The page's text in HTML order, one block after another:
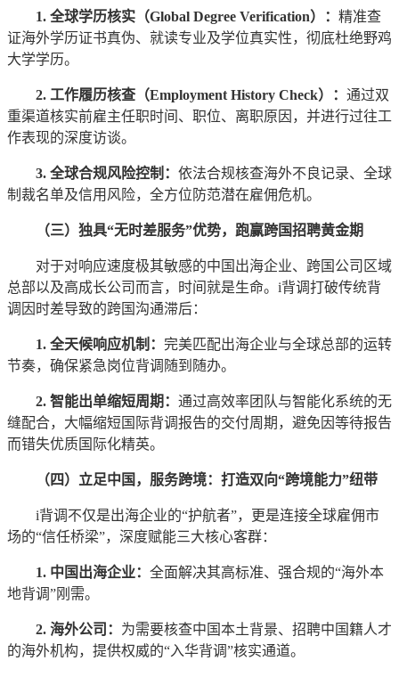
1. 全球学历核实（Global Degree Verification）： 精准查
证海外学历证书真伪、就读专业及学位真实性，彻底杜绝野鸡
大学学历。
2. 工作履历核查（Employment History Check）： 通过双
重渠道核实前雇主任职时间、职位、离职原因，并进行过往工
作表现的深度访谈。
3. 全球合规风险控制： 依法合规核查海外不良记录、全球
制裁名单及信用风险，全方位防范潜在雇佣危机。
（三）独具“无时差服务”优势，跑赢跨国招聘黄金期
对于对响应速度极其敏感的中国出海企业、跨国公司区域
总部以及高成长公司而言，时间就是生命。i背调打破传统背
调因时差导致的跨国沟通滞后：
1. 全天候响应机制： 完美匹配出海企业与全球总部的运转
节奏，确保紧急岗位背调随到随办。
2. 智能出单缩短周期： 通过高效率团队与智能化系统的无
缝配合，大幅缩短国际背调报告的交付周期，避免因等待报告
而错失优质国际化精英。
（四）立足中国，服务跨境：打造双向“跨境能力”纽带
i背调不仅是出海企业的“护航者”，更是连接全球雇佣市
场的“信任桥梁”，深度赋能三大核心客群：
1. 中国出海企业： 全面解决其高标准、强合规的“海外本
地背调”刚需。
2. 海外公司： 为需要核查中国本土背景、招聘中国籍人才
的海外机构，提供权威的“入华背调”核实通道。